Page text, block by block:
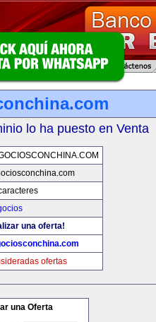
lo ha puesto en Venta
una oferta!
ofertas
una Oferta